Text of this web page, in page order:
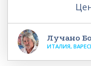
Лучано
ИТАЛИЯ,